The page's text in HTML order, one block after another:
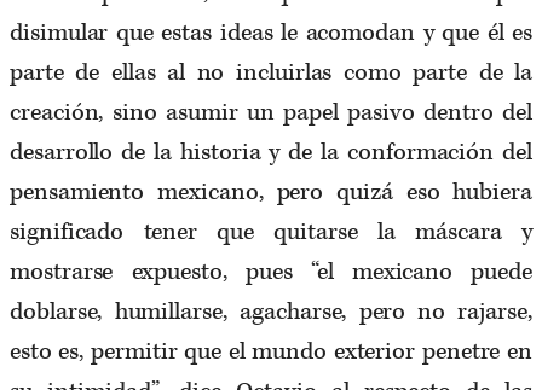
disimular que estas ideas le acomodan y que él es
parte de ellas al no incluirlas como parte de la
creación, sino asumir un papel pasivo dentro del
desarrollo de la historia y de la conformación del
pensamiento mexicano, pero quizá eso hubiera
significado tener que quitarse la máscara y
mostrarse expuesto, pues “el mexicano puede
doblarse, humillarse, agacharse, pero no rajarse,
esto es, permitir que el mundo exterior penetre en